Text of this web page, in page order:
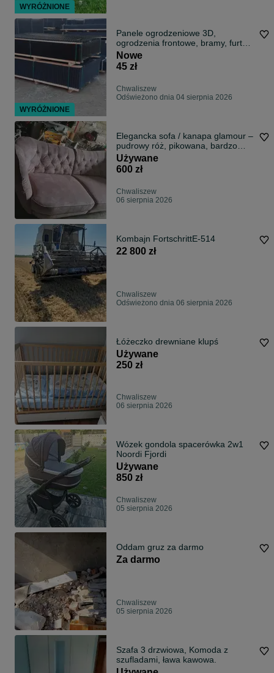
Panele ogrodzeniowe 3D,
ogrodzenia frontowe, bramy, furtki
ocynk/kolor
Nowe
45 zł
Chwaliszew
Odświeżono dnia 04 sierpnia 2026
Elegancka sofa / kanapa glamour –
pudrowy róż, pikowana, bardzo
wygodna
Używane
600 zł
Chwaliszew
06 sierpnia 2026
Kombajn FortschrittE-514
22 800 zł
Chwaliszew
Odświeżono dnia 06 sierpnia 2026
Łóżeczko drewniane klupś
Używane
250 zł
Chwaliszew
06 sierpnia 2026
Wózek gondola spacerówka 2w1
Noordi Fjordi
Używane
850 zł
Chwaliszew
05 sierpnia 2026
Oddam gruz za darmo
Za darmo
Chwaliszew
05 sierpnia 2026
Szafa 3 drzwiowa, Komoda z
szufladami, ława kawowa.
WYRÓŻNIONE
WYRÓŻNIONE